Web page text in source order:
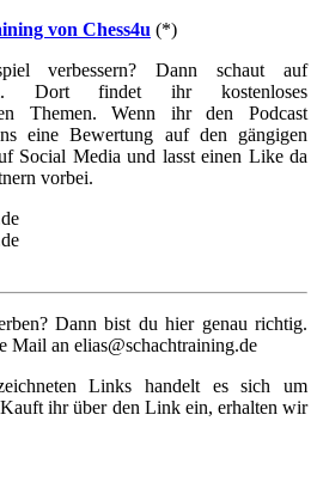
von Chess4u (*)
verbessern? Dann schaut auf
Dort findet ihr kostenloses
Themen. Wenn ihr den Podcast
eine Bewertung auf den gängigen
Social Media und lasst einen Like da
vorbei.
Dann bist du hier genau richtig.
Mail an elias@schachtraining.de
Links handelt es sich um
ihr über den Link ein, erhalten wir